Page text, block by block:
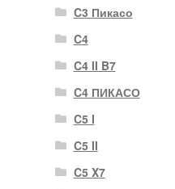
C3 Пикасо
C4
C4 II B7
C4 ПИКАСО
C5 I
C5 II
C5 X7